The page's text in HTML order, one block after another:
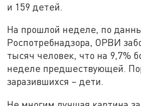
и 159 детей.
На прошлой неделе, по
Роспотребнадзора, ОРВИ
тысяч человек, что на 9,7%
неделе предшествующей.
заразившихся – дети.